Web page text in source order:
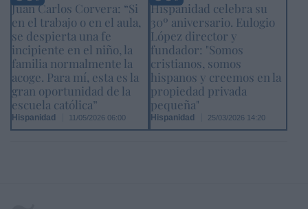
Juan Carlos Corvera: “Si
en el trabajo o en el aula,
se despierta una fe
incipiente en el niño, la
familia normalmente la
acoge. Para mí, esta es la
gran oportunidad de la
escuela católica”
Hispanidad 11/05/2026 06:00
Hispanidad celebra su
30º aniversario. Eulogio
López director y
fundador: "Somos
cristianos, somos
hispanos y creemos en la
propiedad privada
pequeña"
Hispanidad 25/03/2026 14:20